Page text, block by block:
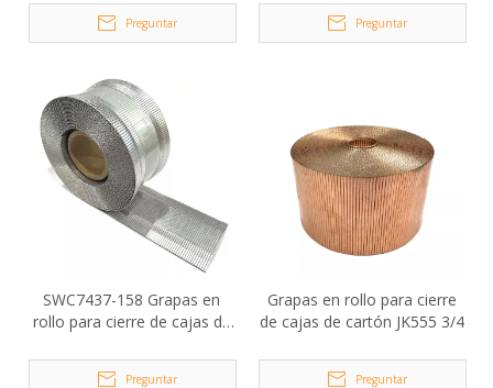
Preguntar Preguntar
SWC7437-158 Grapas en
rollo para cierre de cajas de
Preguntar
Grapas en rollo para cierre
de cajas de cartón JK555 3/4
Preguntar